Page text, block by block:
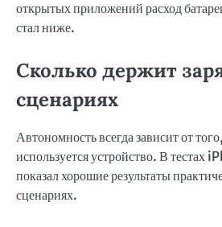
открытых приложений расход
стал ниже.
Сколько держит
сценариях
Автономность всегда зависит от
используется устройство. В тестах
показал хорошие результаты
сценариях.